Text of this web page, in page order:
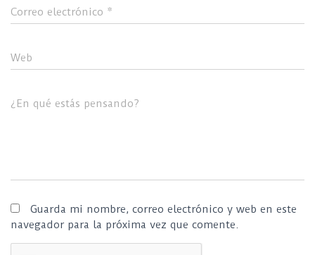
Correo electrónico *
Web
¿En qué estás pensando?
Guarda mi nombre, correo electrónico y web en este
navegador para la próxima vez que comente.